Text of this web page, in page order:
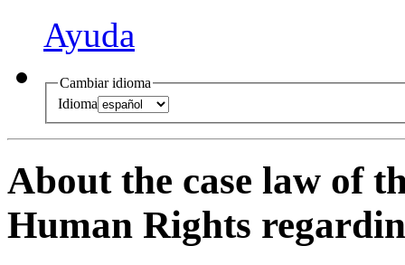
Ayuda
Cambiar idioma
Idioma
About the case law of
Human Rights